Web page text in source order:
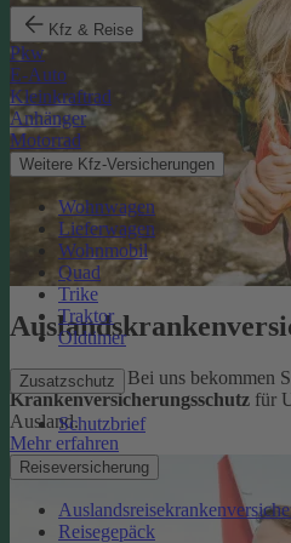
Kfz & Reise
Pkw
E-Auto
Kleinkraftrad
Anhänger
Motorrad
Weitere Kfz-Versicherungen
Wohnwagen
Lieferwagen
Wohnmobil
Quad
Trike
Traktor
Oldtimer
Zusatzschutz
Schutzbrief
Reiseversicherung
Reisegepäck
Sorglos reisen: Bei uns bekommen
Krankenversicherungsschutz für
Ausland.
Mehr erfahren